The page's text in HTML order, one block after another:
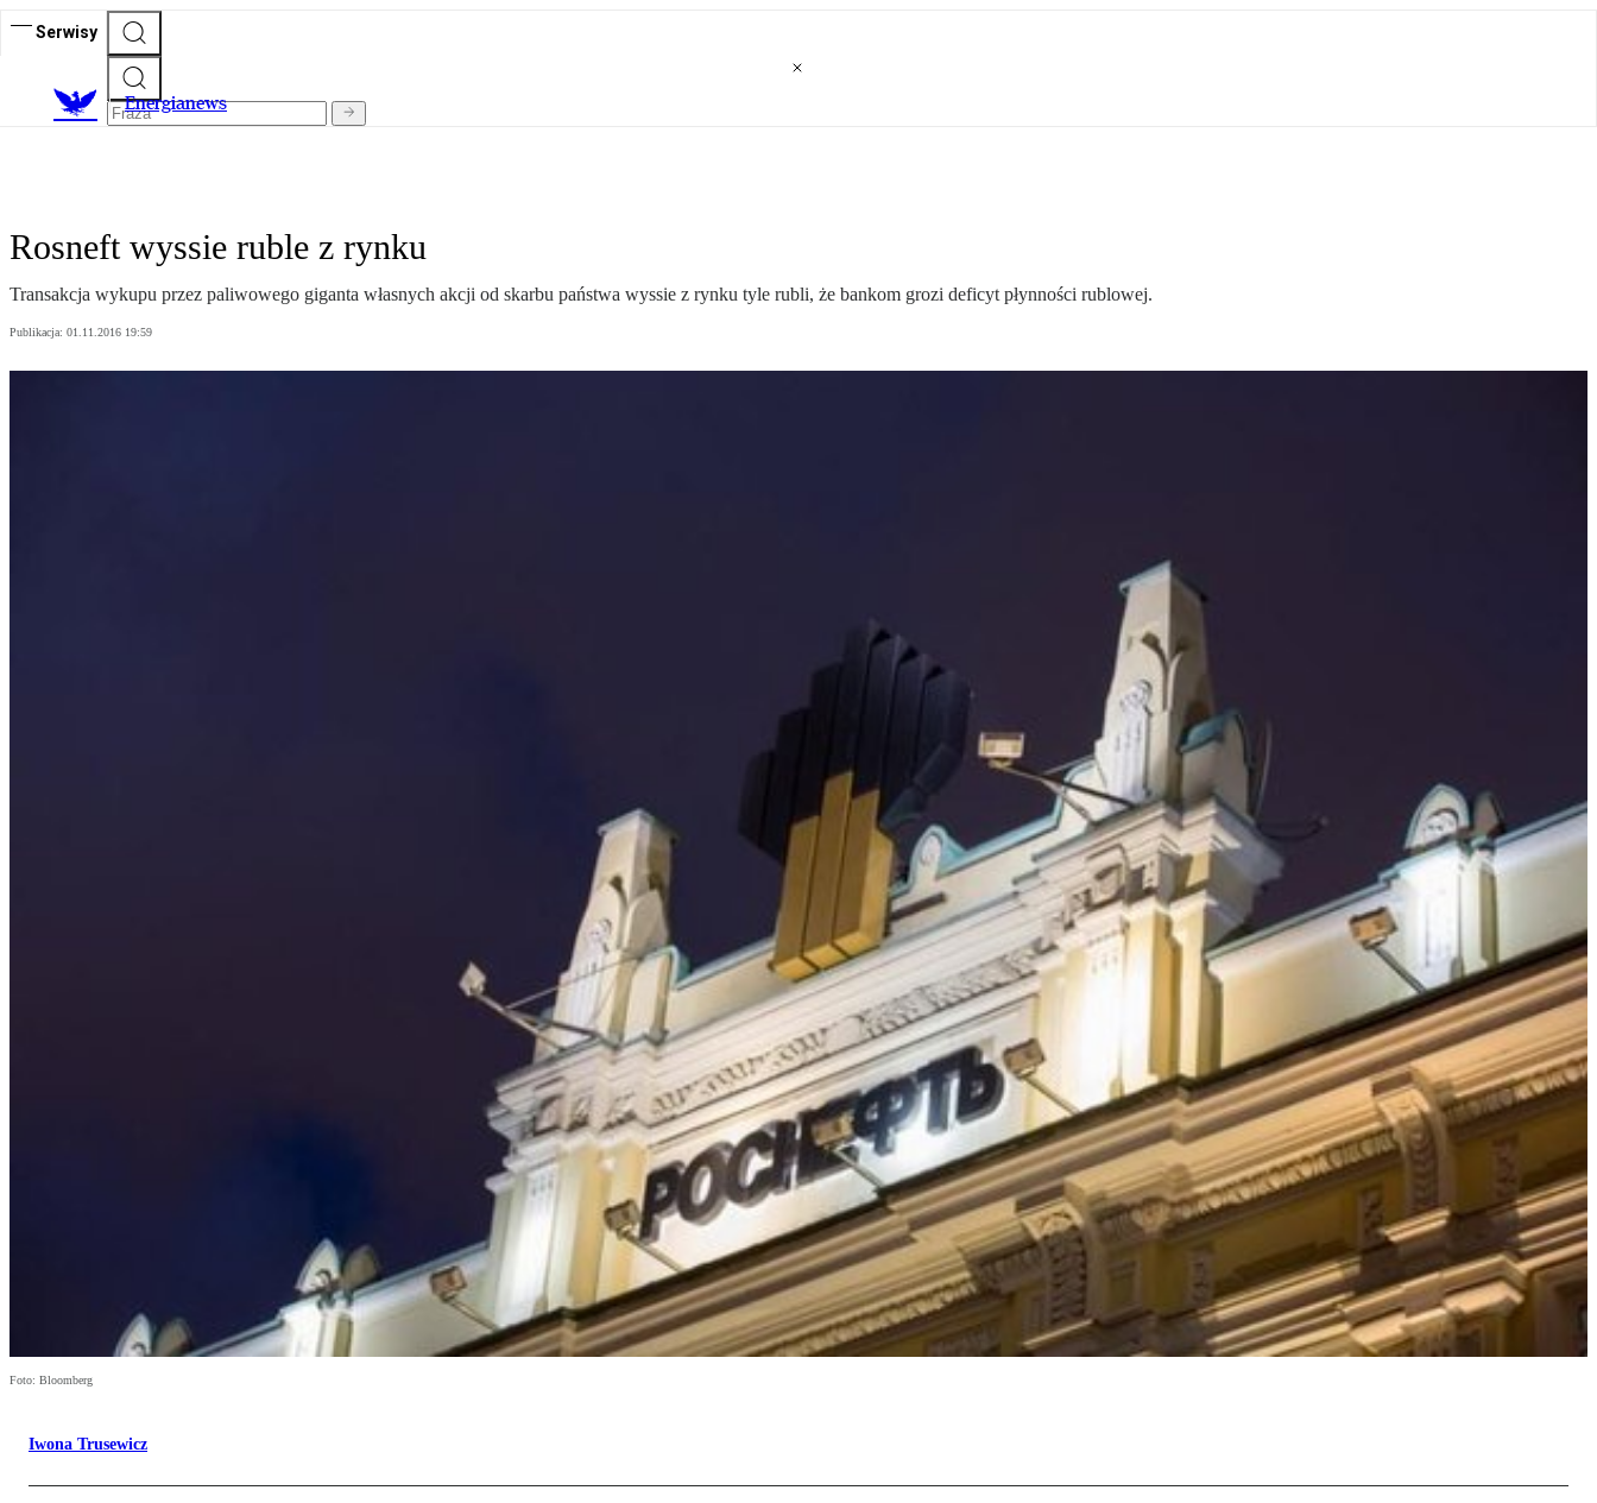
Serwisy
Energianews
Rosneft wyssie ruble z rynku
Transakcja wykupu przez paliwowego giganta własnych akcji od skarbu państwa wyssie z rynku tyle rubli, że bankom grozi deficyt płynności rublowej.
Publikacja: 01.11.2016 19:59
Foto: Bloomberg
Iwona Trusewicz